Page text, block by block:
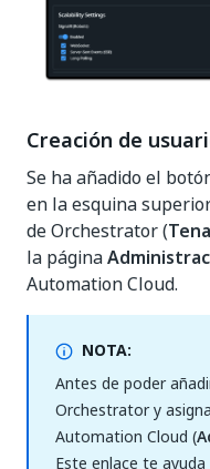
Creación de
Se ha añadido el
en la esquina
de Orchestrator (
la página
Automation Cloud.
NOTA:
Antes de poder
Orchestrator y
Automation Cloud (
Este enlace te